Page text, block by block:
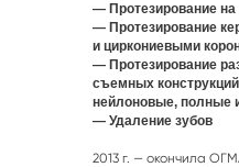
— Протезирование на
— Протезирование
и циркониевыми
— Протезирование
съемных
нейлоновые, полные
— Удаление зубов
2013 г. — окончила